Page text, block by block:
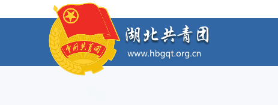
工作动态
2026年度中国青年五四奖章暨新时代青
工作动态